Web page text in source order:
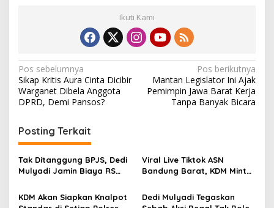
Ikuti Kami
N
a
v
i
g
a
s
i
Pos sebelumnya
Sikap Kritis Aura Cinta Dicibir
Warganet Dibela Anggota
DPRD, Demi Pansos?
Pos berikutnya
Mantan Legislator Ini Ajak
Pemimpin Jawa Barat Kerja
Tanpa Banyak Bicara
Posting Terkait
Tak Ditanggung BPJS, Dedi
Mulyadi Jamin Biaya RS
Pemprov Jabar
Viral Live Tiktok ASN
Bandung Barat, KDM Minta
Perlu Pemberhentian
KDM Akan Siapkan Knalpot
Dedi Mulyadi Tegaskan